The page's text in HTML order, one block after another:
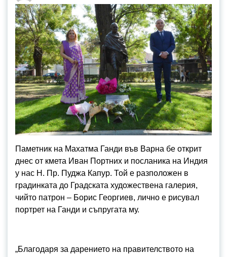
Паметник на Махатма Ганди във Варна бе открит
днес от кмета Иван Портних и посланика на Индия
у нас Н. Пр. Пуджа Капур. Той е разположен в
градинката до Градската художествена галерия,
чийто патрон – Борис Георгиев, лично е рисувал
портрет на Ганди и съпругата му.
„Благодаря за дарението на правителството на